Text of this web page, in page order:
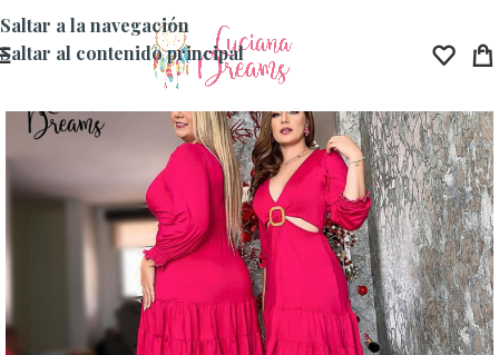
Saltar a la navegación
Saltar al contenido principal